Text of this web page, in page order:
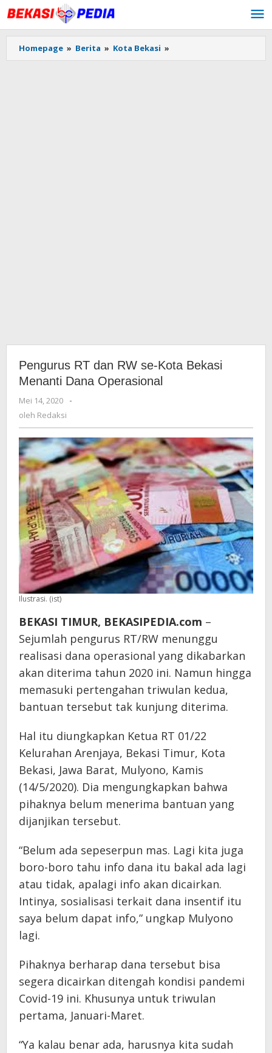
Lewati
ke
konten
Homepage » Berita » Kota Bekasi »
RT
Pengurus RT dan RW se-Kota Bekasi
Menanti Dana Operasional
Mei 14, 2020
oleh
-
oleh Redaksi
Ilustrasi. (ist)
BEKASI TIMUR, BEKASIPEDIA.com –
Sejumlah pengurus RT/RW menunggu
realisasi dana operasional yang dikabarkan
akan diterima tahun 2020 ini. Namun hingga
memasuki pertengahan triwulan kedua,
bantuan tersebut tak kunjung diterima.
Hal itu diungkapkan Ketua RT 01/22
Kelurahan Arenjaya, Bekasi Timur, Kota
Bekasi, Jawa Barat, Mulyono, Kamis
(14/5/2020). Dia mengungkapkan bahwa
pihaknya belum menerima bantuan yang
dijanjikan tersebut.
“Belum ada sepeserpun mas. Lagi kita juga
boro-boro tahu info dana itu bakal ada lagi
atau tidak, apalagi info akan dicairkan.
Intinya, sosialisasi terkait dana insentif itu
saya belum dapat info,” ungkap Mulyono
lagi.
Pihaknya berharap dana tersebut bisa
segera dicairkan ditengah kondisi pandemi
Covid-19 ini. Khusunya untuk triwulan
pertama, Januari-Maret.
“Ya kalau benar ada, harusnya kita sudah